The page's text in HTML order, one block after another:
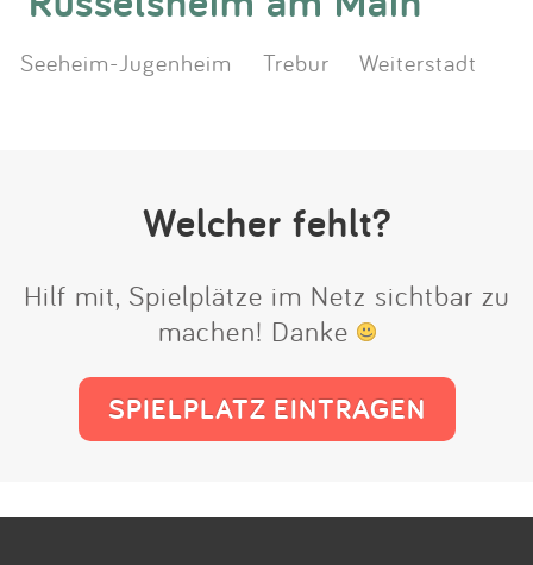
Seeheim-Jugenheim Trebur Weiterstadt
Welcher fehlt?
Hilf mit, Spielplätze im Netz sichtbar zu
machen! Danke
SPIELPLATZ EINTRAGEN